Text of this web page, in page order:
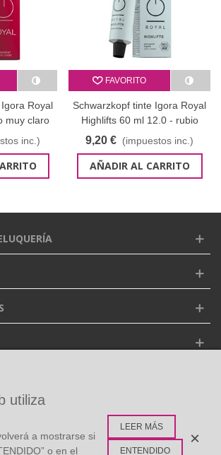
Royal
muy claro
inc.)
FAVORITO
Schwarzkopf tinte Igora Royal
Highlifts 60 ml 12.0 - rubio
superaclarante natural
9,20 € (impuestos inc.)
AÑADIR AL CARRITO
utiliza
a mostrarse si
o en el
LEER MÁS
ENTENDIDO
×